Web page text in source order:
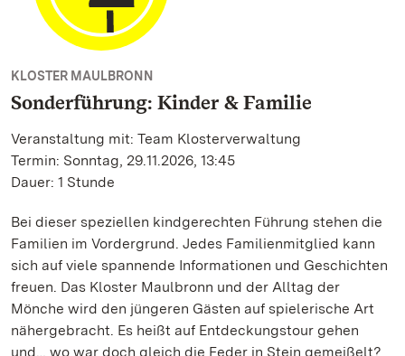
KLOSTER MAULBRONN
Sonderführung: Kinder & Familie
Veranstaltung mit: Team Klosterverwaltung
Termin: Sonntag, 29.11.2026, 13:45
Dauer: 1 Stunde
Bei dieser speziellen kindgerechten Führung stehen die
Familien im Vordergrund. Jedes Familienmitglied kann
sich auf viele spannende Informationen und Geschichten
freuen. Das Kloster Maulbronn und der Alltag der
Mönche wird den jüngeren Gästen auf spielerische Art
nähergebracht. Es heißt auf Entdeckungstour gehen
und… wo war doch gleich die Feder in Stein gemeißelt?